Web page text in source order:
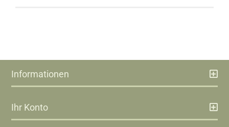
Informationen
Ihr Konto